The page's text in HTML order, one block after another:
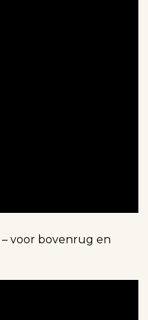
– voor bovenrug en